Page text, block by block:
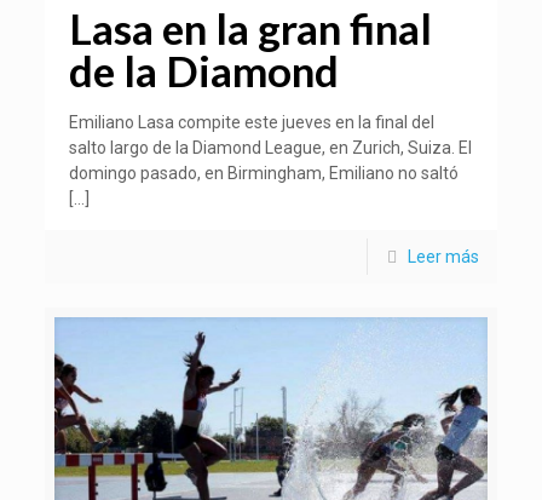
Lasa en la gran final
de la Diamond
Emiliano Lasa compite este jueves en la final del
salto largo de la Diamond League, en Zurich, Suiza. El
domingo pasado, en Birmingham, Emiliano no saltó
Leer más